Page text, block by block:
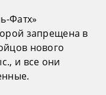
Фатх»
запрещена в
нового
и все они